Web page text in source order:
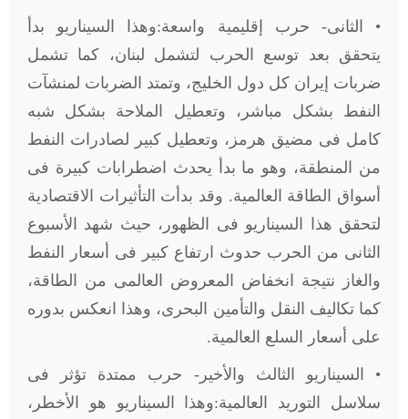
• الثانى- حرب إقليمية واسعة:وهذا السيناريو بدأ
يتحقق بعد توسع الحرب لتشمل لبنان، كما تشمل
ضربات إيران كل دول الخليج، وتمتد الضربات لمنشآت
النفط بشكل مباشر، وتعطيل الملاحة بشكل شبه
كامل فى مضيق هرمز، وتعطيل كبير لصادرات النفط
من المنطقة، وهو ما بدأ يحدث اضطرابات كبيرة فى
أسواق الطاقة العالمية. وقد بدأت التأثيرات الاقتصادية
لتحقق هذا السيناريو فى الظهور، حيث شهد الأسبوع
الثانى من الحرب حدوث ارتفاع كبير فى أسعار النفط
والغاز نتيجة انخفاض المعروض العالمى من الطاقة،
كما تكاليف النقل والتأمين البحرى، وهذا انعكس بدوره
على أسعار السلع العالمية.
• السيناريو الثالث والأخير- حرب ممتدة تؤثر فى
سلاسل التوريد العالمية:وهذا السيناريو هو الأخطر،